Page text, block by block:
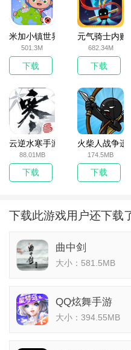
米加小镇世界2025官方版
501.3M
下载
元气骑士内购
682.34M
下载
云逆水寒手游
88.01MB
下载
火柴人战争遗
174.5MB
下载
下载此游戏用户还下载
曲中剑
大小：581.5MB
QQ炫舞手游
大小：394.55MB